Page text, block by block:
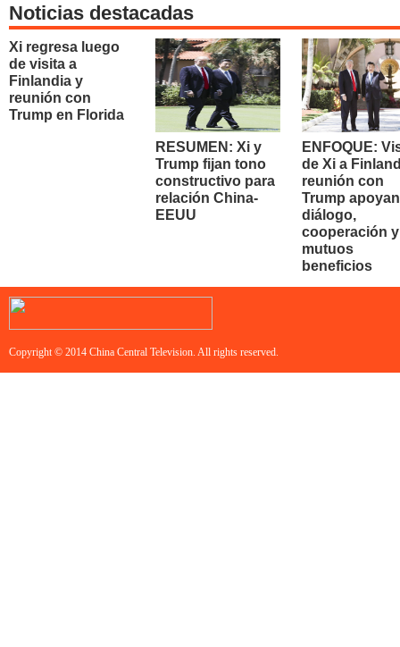
Noticias destacadas
Xi regresa luego
de visita a
Finlandia y
reunión con
Trump en Florida
RESUMEN: Xi y
Trump fijan tono
constructivo para
relación China-
EEUU
ENFOQUE:
de Xi a
reunión con
Trump apoyan
diálogo,
cooperación y
mutuos
beneficios
Copyright © 2014 China Central Television. All rights reserved.